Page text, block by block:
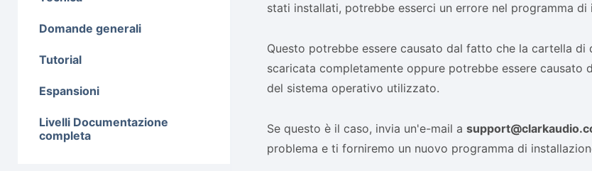
Domande generali
Tutorial
Espansioni
Livelli Documentazione
completa
stati installati, potrebbe esserci un errore nel programma di
Questo potrebbe essere causato dal fatto che la cartella di
scaricata completamente oppure potrebbe essere causato
del sistema operativo utilizzato.
Se questo è il caso, invia un'e-mail a
problema e ti forniremo un nuovo programma di